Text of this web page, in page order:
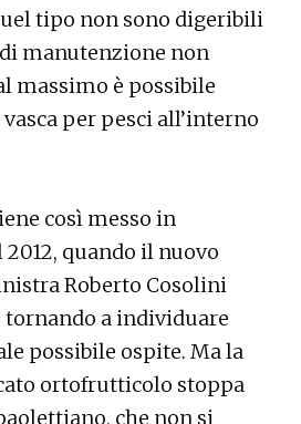
tipo non sono digeribili
manutenzione non
massimo è possibile
per pesci all’interno
così messo in
quando il nuovo
Roberto Cosolini
a individuare
possibile ospite. Ma la
ortofrutticolo stoppa
che non si